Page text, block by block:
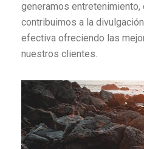
generamos entretenimiento,
contribuimos a la
efectiva ofreciendo las
nuestros clientes.